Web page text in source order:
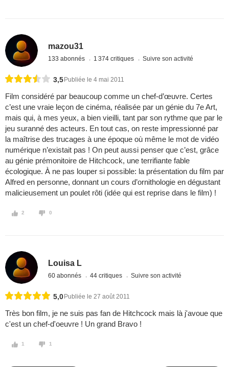
mazou31
133 abonnés 1 374 critiques Suivre son activité
3,5 Publiée le 4 mai 2011
Film considéré par beaucoup comme un chef-d’œuvre. Certes
c’est une vraie leçon de cinéma, réalisée par un génie du 7e Art,
mais qui, à mes yeux, a bien vieilli, tant par son rythme que par le
jeu suranné des acteurs. En tout cas, on reste impressionné par
la maîtrise des trucages à une époque où même le mot de vidéo
numérique n’existait pas ! On peut aussi penser que c’est, grâce
au génie prémonitoire de Hitchcock, une terrifiante fable
écologique. À ne pas louper si possible: la présentation du film par
Alfred en personne, donnant un cours d’ornithologie en dégustant
malicieusement un poulet rôti (idée qui est reprise dans le film) !
2 0
Louisa L
60 abonnés 44 critiques Suivre son activité
5,0 Publiée le 27 août 2011
Très bon film, je ne suis pas fan de Hitchcock mais là j'avoue que
c'est un chef-d'oeuvre ! Un grand Bravo !
1 1